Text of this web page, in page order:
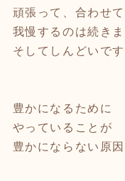
頑張って、合わせて
我慢するのは続きま
そしてしんどいです
豊かになるために
やっていることが
豊かにならない原